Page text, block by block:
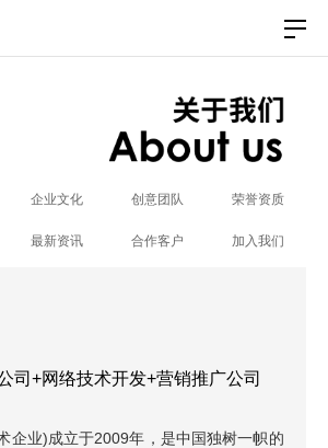
企业文化 创意团队 荣誉资质
最新资讯 合作客户 加入我们
司+网络技术开发+营销推广公司
企业)成立于2009年，是中国独树一帜的